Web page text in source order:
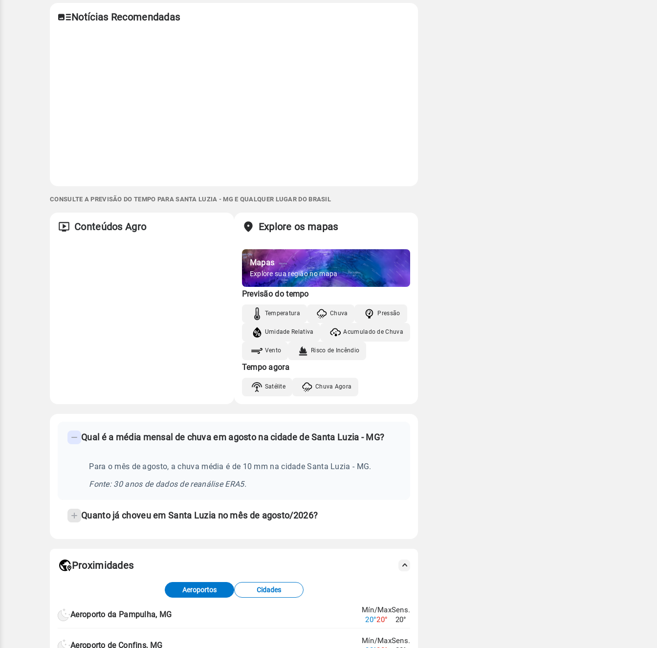
Notícias Recomendadas
CONSULTE A PREVISÃO DO TEMPO PARA SANTA LUZIA - MG E QUALQUER LUGAR DO BRASIL
Conteúdos Agro Explore os mapas
Mapas
Explore sua região no mapa
Previsão do tempo
Temperatura Chuva Pressão
Umidade Relativa Acumulado de Chuva
Vento Risco de Incêndio
Tempo agora
Satélite Chuva Agora
frequentes
temperatura
Qual é a média mensal de chuva em agosto na cidade de Santa Luzia - MG?
Para o mês de agosto, a chuva média é de 10 mm na cidade Santa Luzia - MG.
Fonte: 30 anos de dados de reanálise ERA5.
Quanto já choveu em Santa Luzia no mês de agosto/2026?
de Tempo e Estudos Climáticos (CPTEC).
Proximidades
Aeroportos Cidades
Aeroporto da Pampulha, MG
Mín/Max
20°20°
Sens.
20°
Aeroporto de Confins, MG
Mín/MaxSens.